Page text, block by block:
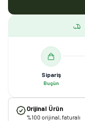
Sipariş
Bugün
Orijinal Ürün
%100 orijinal, faturalı